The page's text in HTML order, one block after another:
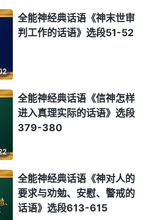
全能神经典话语《神末世审
判工作的话语》选段51-52
全能神经典话语《信神怎样
进入真理实际的话语》选段
379-380
全能神经典话语《神对人的
要求与劝勉、安慰、警戒的
话语》选段613-615